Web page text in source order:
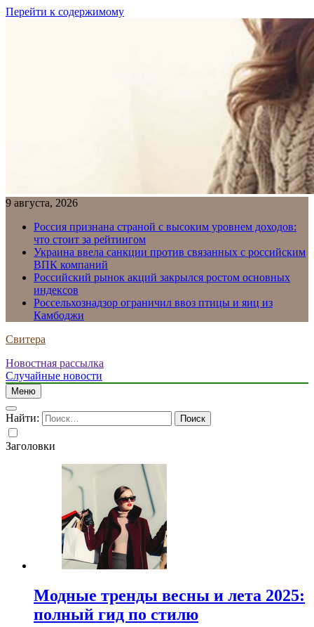
Перейти к содержимому
9 августа, 2026
Россия признана страной с высоким уровнем доходов:
что стоит за рейтингом
Украина ввела санкции против связанных с российским
ВПК компаний
Российский рынок акций закрылся ростом основных
индексов
Россельхознадзор ограничил ввоз птицы и яиц из
Камбоджи
Свитера
Новостная рассылка
Случайные новости
Меню
Найти:
Заголовки
Модные тренды весны и лета 2025:
полный гид по стилю